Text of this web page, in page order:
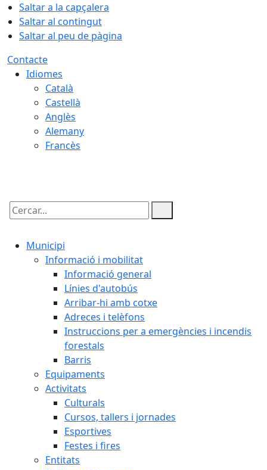
Saltar a la capçalera
Saltar al contingut
Saltar al peu de pàgina
Contacte
Idiomes
Català
Castellà
Anglès
Alemany
Francès
Cercar:
Municipi
Informació i mobilitat
Informació general
Línies d'autobús
Arribar-hi amb cotxe
Adreces i telèfons
Instruccions per a emergències i incendis
forestals
Barris
Equipaments
Activitats
Culturals
Cursos, tallers i jornades
Esportives
Festes i fires
Entitats